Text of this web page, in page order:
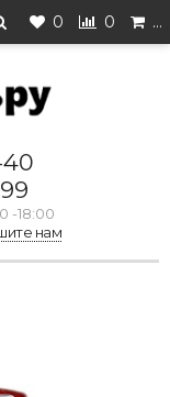
0 0 …
-18:00
нам